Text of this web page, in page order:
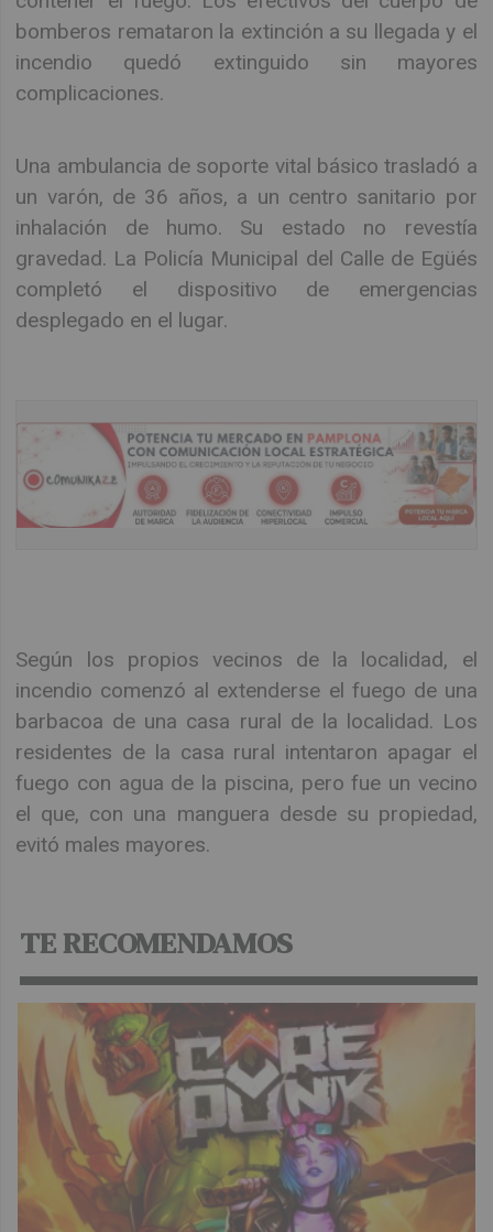
bomberos remataron la extinción a su llegada y el
incendio quedó extinguido sin mayores
complicaciones.
Una ambulancia de soporte vital básico trasladó a
un varón, de 36 años, a un centro sanitario por
inhalación de humo. Su estado no revestía
gravedad. La Policía Municipal del Calle de Egüés
completó el dispositivo de emergencias
desplegado en el lugar.
Según los propios vecinos de la localidad, el
incendio comenzó al extenderse el fuego de una
barbacoa de una casa rural de la localidad. Los
residentes de la casa rural intentaron apagar el
fuego con agua de la piscina, pero fue un vecino
el que, con una manguera desde su propiedad,
evitó males mayores.
TE RECOMENDAMOS